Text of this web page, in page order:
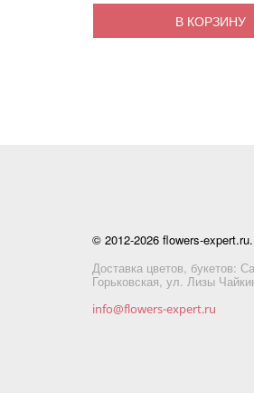
В КОРЗИНУ
© 2012-2026 flowers-expert.ru.
Доставка цветов, букетов:
Горьковская, ул. Лизы
info@flowers-expert.ru